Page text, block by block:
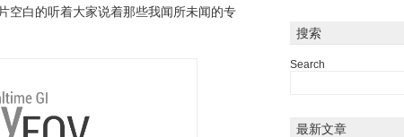
空白的听着大家说着那些我闻所未闻的专
搜索
Search
最新文章